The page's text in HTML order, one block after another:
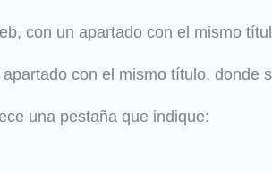
con un apartado con el mismo
con el mismo título, donde
una pestaña que indique: